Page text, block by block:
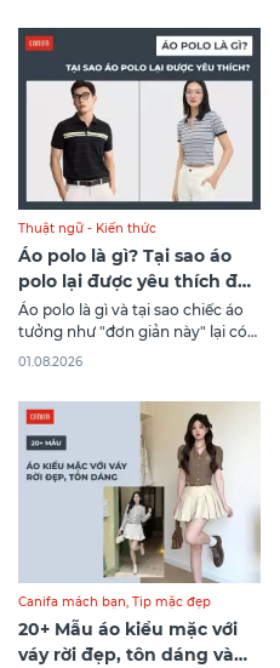
Thuật ngữ - Kiến thức
Áo polo là gì? Tại sao áo
polo lại được yêu thích đến
vậy?
Áo polo là gì và tại sao chiếc áo
tưởng như "đơn giản này" lại có
sức hút mạnh mẽ đến vậy?
giúp bạn khám phá tất tần tật về
áo polo. Đọc ngay bài viết thôi
nào!
01.08.2026
Canifa mách bạn, Tip mặc đẹp
20+ Mẫu áo kiểu mặc với
váy rời đẹp, tôn dáng và